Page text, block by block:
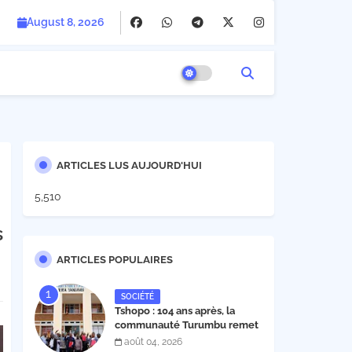
August 8, 2026
ARTICLES LUS AUJOURD'HUI
5,510
ARTICLES POPULAIRES
SOCIÉTÉ
Tshopo : 104 ans après, la
communauté Turumbu remet
enfin son cahier des charges à
août 04, 2026